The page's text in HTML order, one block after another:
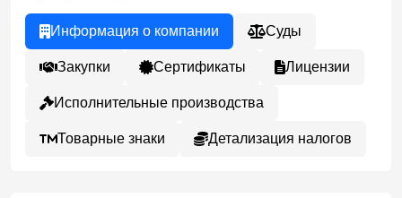
Информация о компании Суды
Закупки Сертификаты Лицензии
Исполнительные производства
Товарные знаки Детализация налогов